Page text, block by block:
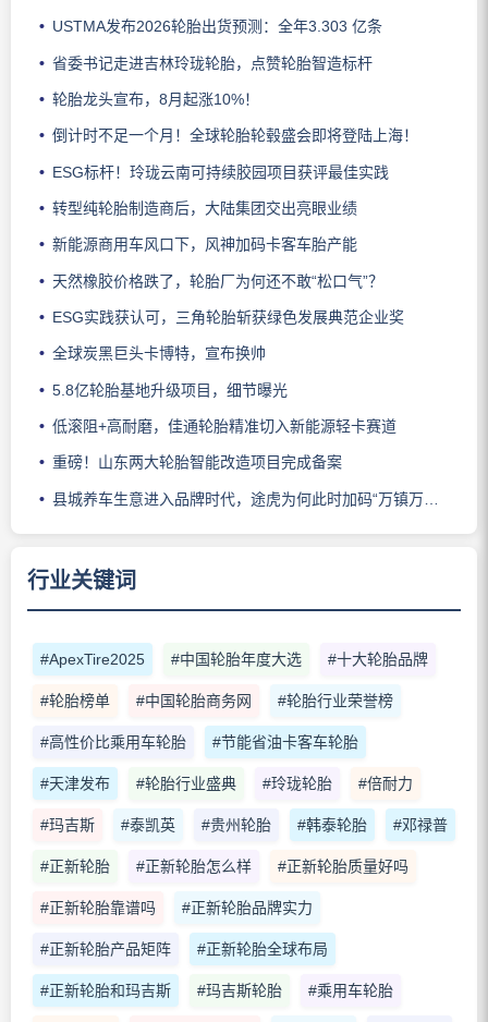
USTMA发布2026轮胎出货预测：全年3.303 亿条
省委书记走进吉林玲珑轮胎，点赞轮胎智造标杆
轮胎龙头宣布，8月起涨10%！
倒计时不足一个月！全球轮胎轮毂盛会即将登陆上海！
ESG标杆！玲珑云南可持续胶园项目获评最佳实践
转型纯轮胎制造商后，大陆集团交出亮眼业绩
新能源商用车风口下，风神加码卡客车胎产能
天然橡胶价格跌了，轮胎厂为何还不敢“松口气”？
ESG实践获认可，三角轮胎斩获绿色发展典范企业奖
全球炭黑巨头卡博特，宣布换帅
5.8亿轮胎基地升级项目，细节曝光
低滚阻+高耐磨，佳通轮胎精准切入新能源轻卡赛道
重磅！山东两大轮胎智能改造项目完成备案
县城养车生意进入品牌时代，途虎为何此时加码“万镇万店”？
行业关键词
#ApexTire2025 #中国轮胎年度大选 #十大轮胎品牌
#轮胎榜单 #中国轮胎商务网 #轮胎行业荣誉榜
#高性价比乘用车轮胎 #节能省油卡客车轮胎
#天津发布 #轮胎行业盛典 #玲珑轮胎 #倍耐力
#玛吉斯 #泰凯英 #贵州轮胎 #韩泰轮胎 #邓禄普
#正新轮胎 #正新轮胎怎么样 #正新轮胎质量好吗
#正新轮胎靠谱吗 #正新轮胎品牌实力
#正新轮胎产品矩阵 #正新轮胎全球布局
#正新轮胎和玛吉斯 #玛吉斯轮胎 #乘用车轮胎